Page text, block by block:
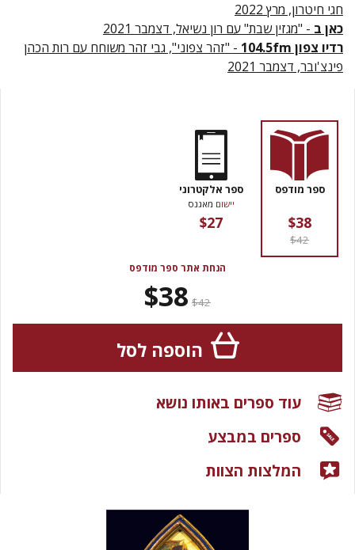
חגי חיטרון, מרץ 2022
כאן ב - "מגזין שבת" עם רון נשיאל, דצמבר 2021
רדיו צפון 104.5fm
- "זהר צפוני", גבי זהר משוחח עם רות הכהן
פינצ'ובר, דצמבר 2021
ספר מודפס
$38
$42
ספר אלקטרוני
יישום מאגנס
$27
הנחת אתר ספר מודפס
$42
$38
הוספה לסל
עוד ספרים באותו נושא
ספרים במבצע
המלצות הצוות